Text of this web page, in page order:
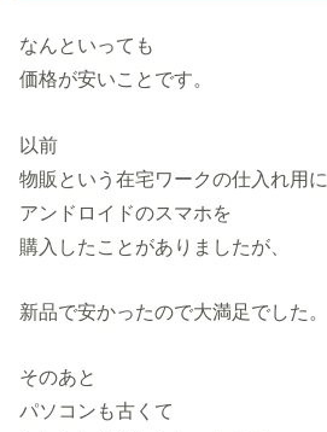
なんといっても
価格が安いことです。
以前
物販という在宅ワークの仕入れ用に
アンドロイドのスマホを
購入したことがありましたが、
新品で安かったので大満足でした。
そのあと
パソコンも古くて